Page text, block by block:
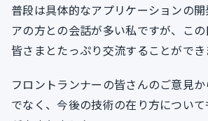
普段は具体的なアプリケーションの
アの方との会話が多い私ですが、こ
皆さまとたっぷり交流することができ
フロントランナーの皆さんのご意見
でなく、今後の技術の在り方につい